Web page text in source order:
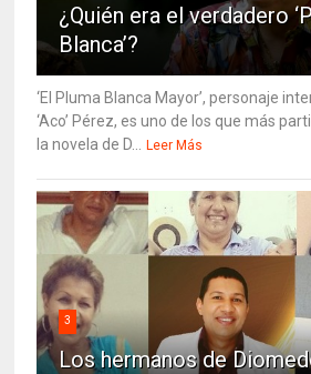
¿Quién era el verdadero
Blanca’?
‘El Pluma Blanca Mayor’, personaje
‘Aco’ Pérez, es uno de los que más
la novela de D...
Leer Más
3
Los hermanos de